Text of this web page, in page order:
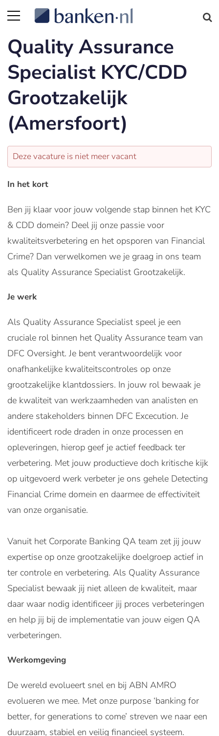
Quality Assurance
Specialist KYC/CDD
Grootzakelijk
(Amersfoort)
Deze vacature is niet meer vacant
In het kort
Ben jij klaar voor jouw volgende stap binnen het KYC
& CDD domein? Deel jij onze passie voor
kwaliteitsverbetering en het opsporen van Financial
Crime? Dan verwelkomen we je graag in ons team
als Quality Assurance Specialist Grootzakelijk.
Je werk
Als Quality Assurance Specialist speel je een
cruciale rol binnen het Quality Assurance team van
DFC Oversight. Je bent verantwoordelijk voor
onafhankelijke kwaliteitscontroles op onze
grootzakelijke klantdossiers. In jouw rol bewaak je
de kwaliteit van werkzaamheden van analisten en
andere stakeholders binnen DFC Excecution. Je
identificeert rode draden in onze processen en
opleveringen, hierop geef je actief feedback ter
verbetering. Met jouw productieve doch kritische kijk
op uitgevoerd werk verbeter je ons gehele Detecting
Financial Crime domein en daarmee de effectiviteit
van onze organisatie.
Vanuit het Corporate Banking QA team zet jij jouw
expertise op onze grootzakelijke doelgroep actief in
ter controle en verbetering. Als Quality Assurance
Specialist bewaak jij niet alleen de kwaliteit, maar
daar waar nodig identificeer jij proces verbeteringen
en help jij bij de implementatie van jouw eigen QA
verbeteringen.
Werkomgeving
De wereld evolueert snel en bij ABN AMRO
evolueren we mee. Met onze purpose ‘banking for
better, for generations to come’ streven we naar een
duurzaam, stabiel en veilig financieel systeem.